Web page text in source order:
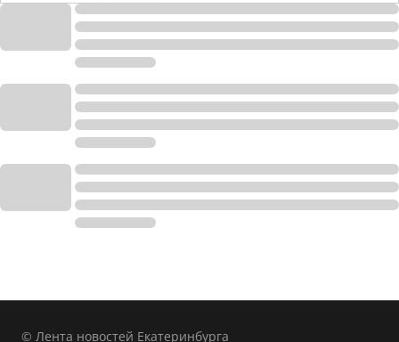
© Лента новостей Екатеринбурга